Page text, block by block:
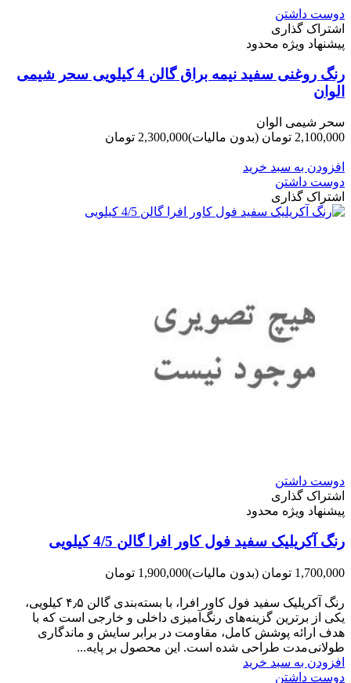
دوست داشتن
اشتراک گذاری
پیشنهاد ویژه محدود
رنگ روغنی سفید نیمه براق گالن 4 کیلویی سحر شیمی
الوان
سحر شیمی الوان
2,100,000 تومان
(بدون مالیات)2,300,000 تومان
افزودن به سبد خرید
دوست داشتن
اشتراک گذاری
دوست داشتن
اشتراک گذاری
پیشنهاد ویژه محدود
رنگ آکریلیک سفید فول کاور افرا گالن 4/5 کیلویی
1,700,000 تومان (بدون مالیات)1,900,000 تومان
رنگ آکریلیک سفید فول کاور افرا، با بسته‌بندی گالن ۴٫۵ کیلویی،
یکی از برترین گزینه‌های رنگ‌آمیزی داخلی و خارجی است که با
هدف ارائه پوشش کامل، مقاومت در برابر سایش و ماندگاری
طولانی‌مدت طراحی شده است. این محصول بر پایه...
افزودن به سبد خرید
دوست داشتن